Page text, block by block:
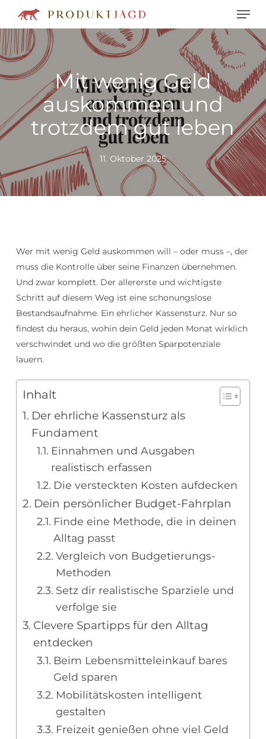
main
content
Mit wenig Geld
auskommen und
trotzdem gut leben
11. Oktober 2025
Wer mit wenig Geld auskommen will – oder muss –, der
muss die Kontrolle über seine Finanzen übernehmen.
Und zwar komplett. Der allererste und wichtigste
Schritt auf diesem Weg ist eine schonungslose
Bestandsaufnahme. Ein ehrlicher Kassensturz. Nur so
findest du heraus, wohin dein Geld jeden Monat wirklich
verschwindet und wo die größten Sparpotenziale
lauern.
Inhalt
Der ehrliche Kassensturz als
Fundament
Einnahmen und Ausgaben
realistisch erfassen
Die versteckten Kosten aufdecken
Dein persönlicher Budget-Fahrplan
Finde eine Methode, die in deinen
Alltag passt
Vergleich von Budgetierungs-
Methoden
Setz dir realistische Sparziele und
verfolge sie
Clevere Spartipps für den Alltag
entdecken
Beim Lebensmitteleinkauf bares
Geld sparen
Mobilitätskosten intelligent
gestalten
Freizeit genießen ohne viel Geld